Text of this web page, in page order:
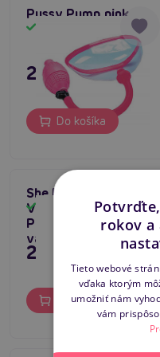
Pussy Pump pink
23,80 €
Do košíka
She.E.O Vacuum
Vagina Pleasure
Pump, vaginálna
vákuová pumpa
23,80 €
Do košíka
rokov a
Tieto webové
vďaka ktorým
umožniť nám
vám